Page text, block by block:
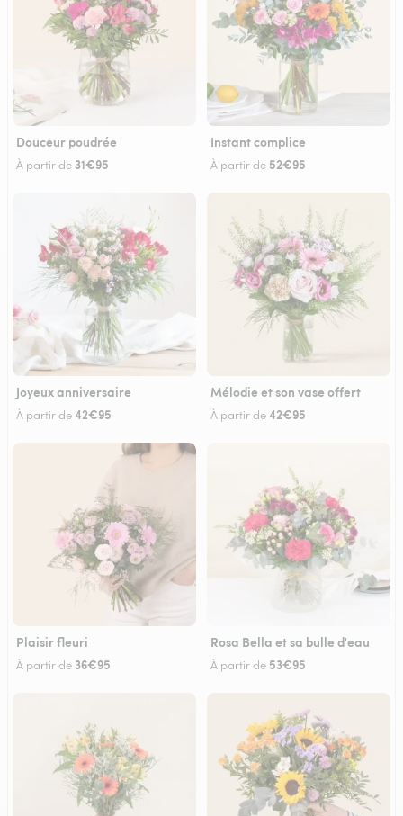
Douceur poudrée
À partir de 31€95
Instant complice
À partir de 52€95
Joyeux anniversaire
À partir de42€95
Mélodie et son vase offert
À partir de42€95
Plaisir fleuri
À partir de 36€95
Rosa Bella et sa bulle d'eau
À partir de 53€95